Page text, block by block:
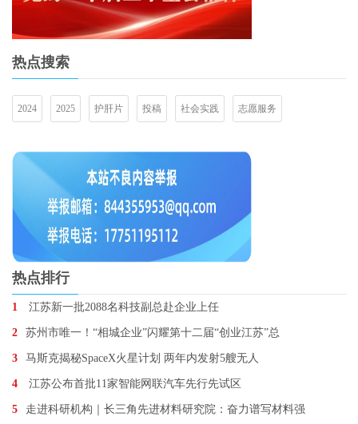
热点搜索
2024 2025 护肝片 投稿 社会实践 志愿服务
热点排行
1 江苏新一批2088名科技副总赴企业上任
2 苏州市唯一！“相城企业”闪耀第十二届“创业江苏”总
3 马斯克揭秘SpaceX火星计划 两年内发射5艘无人
4 江苏公布首批11家智能网联汽车先行先试区
5 走进科研机构｜长三角先进材料研究院：奋力谱写材料强